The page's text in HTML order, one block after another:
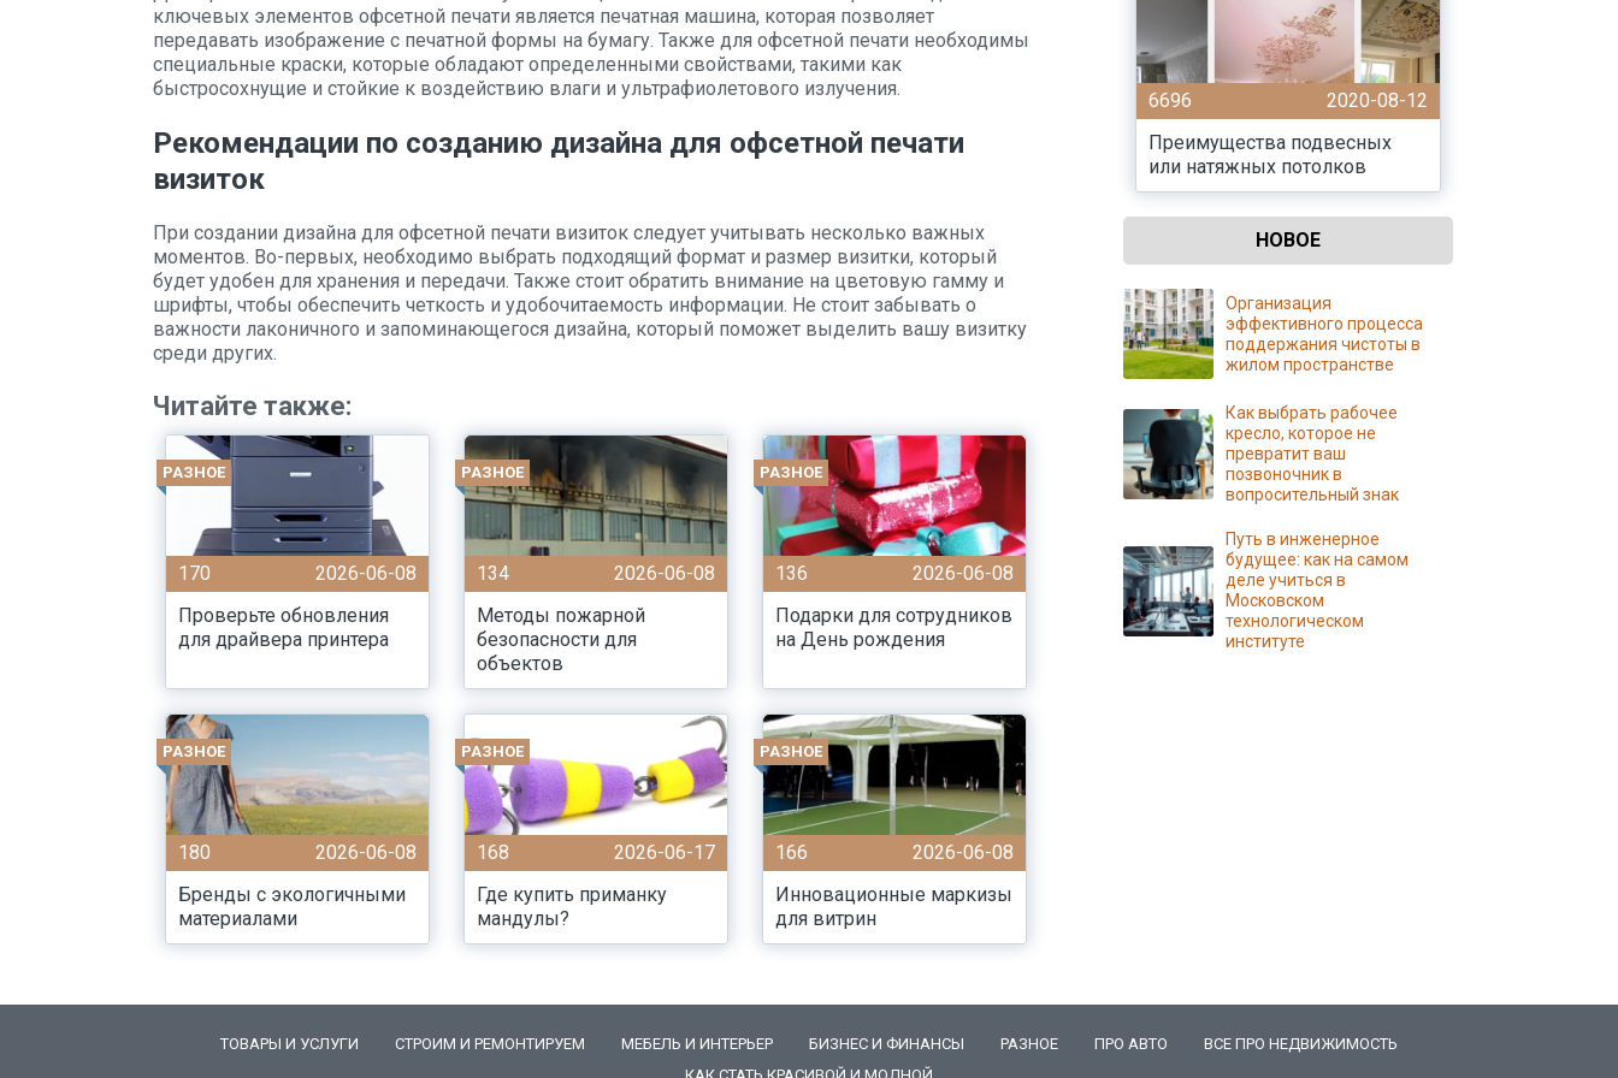
ключевых элементов офсетной печати является печатная машина, которая позволяет
передавать изображение с печатной формы на бумагу. Также для офсетной печати необходимы
специальные краски, которые обладают определенными свойствами, такими как
быстросохнущие и стойкие к воздействию влаги и ультрафиолетового излучения.
Рекомендации по созданию дизайна для офсетной печати
визиток
При создании дизайна для офсетной печати визиток следует учитывать несколько важных
моментов. Во-первых, необходимо выбрать подходящий формат и размер визитки, который
будет удобен для хранения и передачи. Также стоит обратить внимание на цветовую гамму и
шрифты, чтобы обеспечить четкость и удобочитаемость информации. Не стоит забывать о
важности лаконичного и запоминающегося дизайна, который поможет выделить вашу визитку
среди других.
Читайте также:
РАЗНОЕ
170
2026-06-08
Проверьте обновления
для драйвера принтера
РАЗНОЕ
134
2026-06-08
Методы пожарной
безопасности для
объектов
РАЗНОЕ
136
2026-06-08
Подарки для сотрудников
на День рождения
РАЗНОЕ
180
2026-06-08
Бренды с экологичными
материалами
РАЗНОЕ
168
2026-06-17
Где купить приманку
мандулы?
РАЗНОЕ
166
2026-06-08
Инновационные маркизы
для витрин
6696
2020-08-12
Преимущества подвесных
или натяжных потолков
НОВОЕ
Организация
эффективного процесса
поддержания чистоты в
жилом пространстве
Как выбрать рабочее
кресло, которое не
превратит ваш
позвоночник в
вопросительный знак
Путь в инженерное
будущее: как на самом
деле учиться в
Московском
технологическом
институте
ТОВАРЫ И УСЛУГИ СТРОИМ И РЕМОНТИРУЕМ МЕБЕЛЬ И ИНТЕРЬЕР БИЗНЕС И ФИНАНСЫ РАЗНОЕ ПРО АВТО
ВСЕ ПРО НЕДВИЖИМОСТЬ